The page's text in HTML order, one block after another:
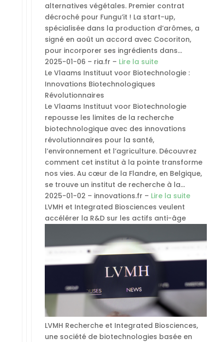
alternatives végétales. Premier contrat
décroché pour Fungu’it ! La start-up,
spécialisée dans la production d’arômes, a
signé en août un accord avec Cocoriton,
pour incorporer ses ingrédients dans…
2025-01-06 – ria.fr – Lire la suite
Le Vlaams Instituut voor Biotechnologie :
Innovations Biotechnologiques
Révolutionnaires
Le Vlaams Instituut voor Biotechnologie
repousse les limites de la recherche
biotechnologique avec des innovations
révolutionnaires pour la santé,
l’environnement et l’agriculture. Découvrez
comment cet institut à la pointe transforme
nos vies. Au cœur de la Flandre, en Belgique,
se trouve un institut de recherche à la…
2025-01-02 – innovations.fr – Lire la suite
LVMH et Integrated Biosciences veulent
accélérer la R&D sur les actifs anti-âge
LVMH Recherche et Integrated Biosciences,
une société de biotechnologies basée en